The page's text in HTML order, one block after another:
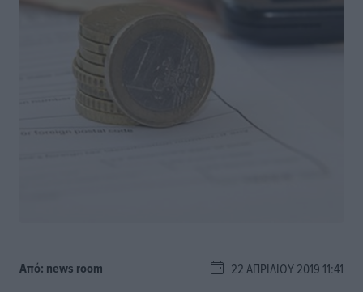
Από: news room 22 ΑΠΡΙΛΊΟΥ 2019 11:41